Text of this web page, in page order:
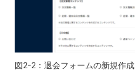
図2-2：退会フォームの新規作成